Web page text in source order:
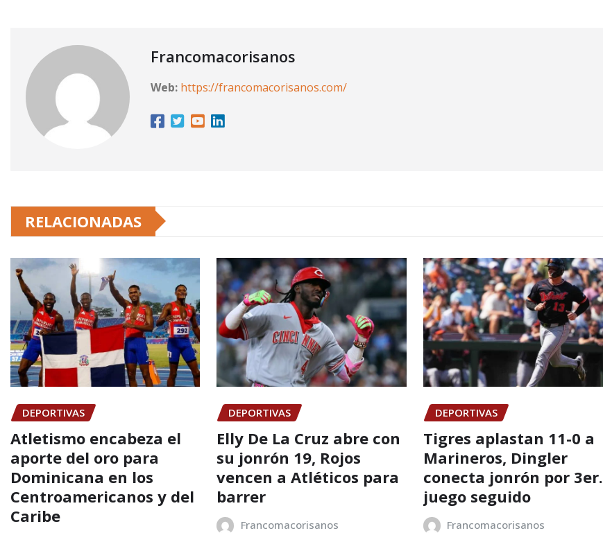
Francomacorisanos
Web: https://francomacorisanos.com/
RELACIONADAS
DEPORTIVAS
Atletismo encabeza el
aporte del oro para
Dominicana en los
Centroamericanos y del
Caribe
DEPORTIVAS
Elly De La Cruz abre con
su jonrón 19, Rojos
vencen a Atléticos para
barrer
Francomacorisanos
DEPORTIVAS
Tigres aplastan 11-0 a
Marineros, Dingler
conecta jonrón por 3er.
juego seguido
Francomacorisanos